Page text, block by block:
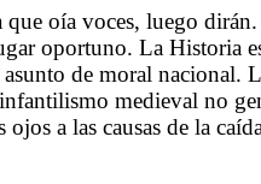
oía voces, luego
oportuno. La Historia
de moral nacional.
medieval no
a las causas de la